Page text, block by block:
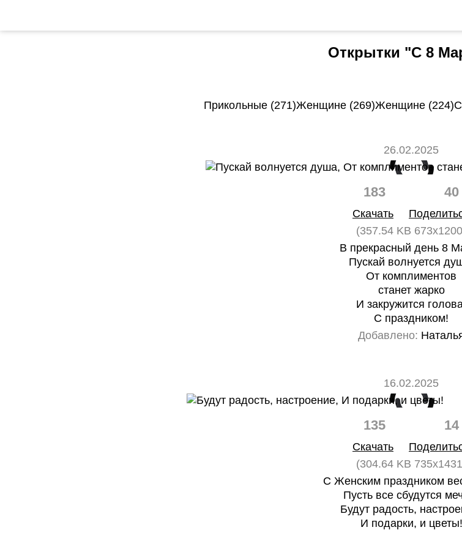
Открытки "С 8
Прикольные (271)Женщине (269)Женщине (224)
26.02.2025
183 40
Скачать
(357.54 KB
В прекрасный день 8
Пускай волнуется
От комплиментов
станет жарко
И закружится
С праздником!
Добавлено:
16.02.2025
135 14
Скачать
(304.64 KB
С Женским праздником
Пусть все сбудутся
Будут радость,
И подарки, и цветы!